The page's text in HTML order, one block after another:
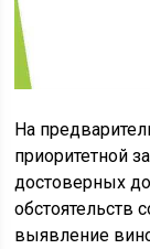
На
приоритетной
достоверных
обстоятельств
выявление